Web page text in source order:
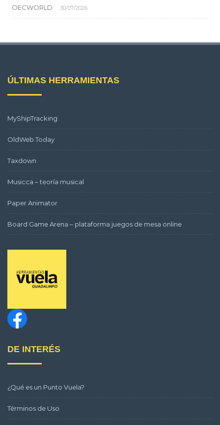
OECWORLD 30/07/2026
ÚLTIMAS HERRAMIENTAS
MyShipTracking
OldWeb.Today
Taxdown
Musicca – teoría musical
Paper Animator
Board Game Arena – plataforma juegos de mesa online
DE INTERÉS
¿Qué es un Punto Vuela?
Términos de Uso